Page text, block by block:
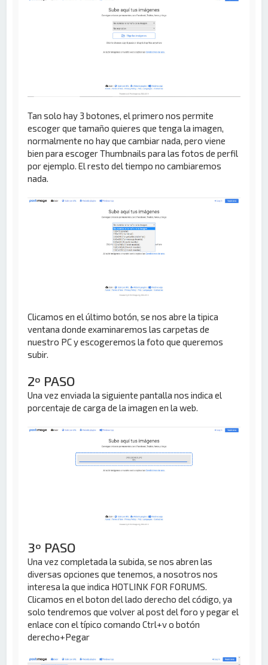
Tan solo hay 3 botones, el primero nos permite
escoger que tamaño quieres que tenga la imagen,
normalmente no hay que cambiar nada, pero viene
bien para escoger Thumbnails para las fotos de perfil
por ejemplo. El resto del tiempo no cambiaremos
nada.
Clicamos en el último botón, se nos abre la tipica
ventana donde examinaremos las carpetas de
nuestro PC y escogeremos la foto que queremos
subir.
2º PASO
Una vez enviada la siguiente pantalla nos indica el
porcentaje de carga de la imagen en la web.
3º PASO
Una vez completada la subida, se nos abren las
diversas opciones que tenemos, a nosotros nos
interesa la que indica HOTLINK FOR FORUMS.
Clicamos en el boton del lado derecho del código, ya
solo tendremos que volver al post del foro y pegar el
enlace con el típico comando Ctrl+v o botón
derecho+Pegar